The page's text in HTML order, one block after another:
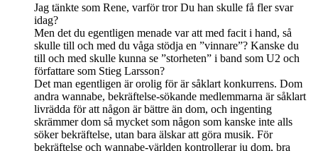
Jag tänkte som Rene, varför tror Du han skulle få fler svar
idag?
Men det du egentligen menade var att med facit i hand, så
skulle till och med du våga stödja en ”vinnare”? Kanske du
till och med skulle kunna se ”storheten” i band som U2 och
författare som Stieg Larsson?
Det man egentligen är orolig för är såklart konkurrens. Dom
andra wannabe, bekräftelse-sökande medlemmarna är såklart
livrädda för att någon är bättre än dom, och ingenting
skrämmer dom så mycket som någon som kanske inte alls
söker bekräftelse, utan bara älskar att göra musik. För
bekräftelse och wannabe-världen kontrollerar ju dom, bra